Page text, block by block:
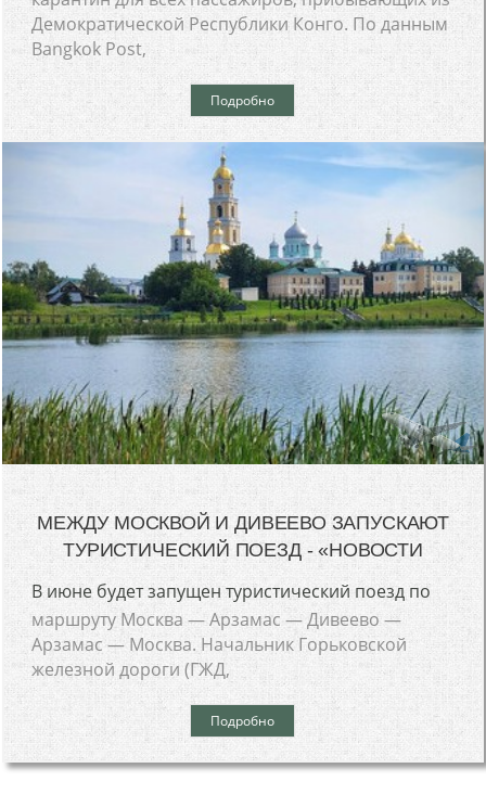
Демократической Республики Конго. По данным
Bangkok Post,
Подробно
МЕЖДУ МОСКВОЙ И ДИВЕЕВО ЗАПУСКАЮТ
ТУРИСТИЧЕСКИЙ ПОЕЗД - «НОВОСТИ
В июне будет запущен туристический поезд по
маршруту Москва — Арзамас — Дивеево —
Арзамас — Москва. Начальник Горьковской
железной дороги (ГЖД,
Подробно